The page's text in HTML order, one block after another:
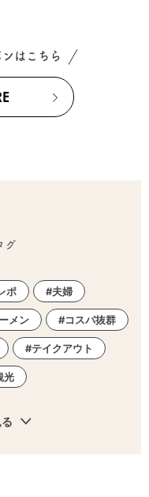
はこちら
グ
ポ 夫婦
メン コスパ抜群
テイクアウト
光